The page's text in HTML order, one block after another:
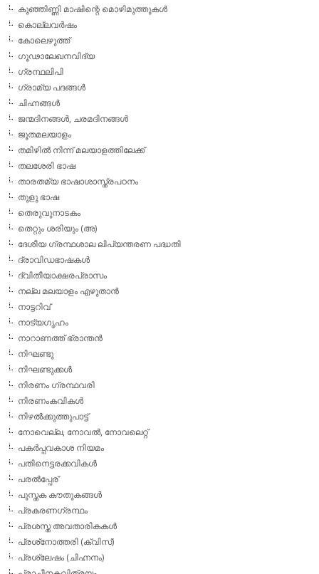
കുഞ്ഞിണ്ണി മാഷിന്റെ മൊഴിമുത്തുകള്‍
കൊല്ലവര്‍ഷം
കോലെഴുത്ത്
ഗൂഢാലേഖനവിദ്യ
ഗ്രന്ഥലിപി
ഗ്രാമ്യ പദങ്ങള്‍
ചിഹ്നങ്ങള്‍
ജന്മദിനങ്ങള്‍, ചരമദിനങ്ങള്‍
ജൂതമലയാളം
തമിഴില്‍ നിന്ന് മലയാളത്തിലേക്ക്
തലശേരി ഭാഷ
താരതമ്യ ഭാഷാശാസ്ത്രപഠനം
തുളു ഭാഷ
തെരുവുനാടകം
തെറ്റും ശരിയും (അ)
ദേശീയ ഗ്രന്ഥശാല ലിപ്യന്തരണ പദ്ധതി
ദ്രാവിഡഭാഷകള്‍
ദ്വിതീയാക്ഷരപ്രാസം
നല്ല മലയാളം എഴുതാന്‍
നാട്ടറിവ്
നാട്യഗൃഹം
നാറാണത്ത് ഭ്രാന്തന്‍
നിഘണ്ടു
നിഘണ്ടുക്കള്‍
നിരണം ഗ്രന്ഥവരി
നിരണംകവികള്‍
നിഴല്‍ക്കുത്തുപാട്ട്
നോവെല്ല, നോവല്‍, നോവലെറ്റ്
പകര്‍പ്പവകാശ നിയമം
പതിനെട്ടരക്കവികള്‍
പരല്‍പ്പേര്
പുസ്തക കൗതുകങ്ങള്‍
പ്രകരണഗ്രന്ഥം
പ്രശസ്ത അവതാരികകള്‍
പ്രശ്‌നോത്തരി (ക്വിസ്)
പ്രശ്ലേഷം (ചിഹ്നനം)